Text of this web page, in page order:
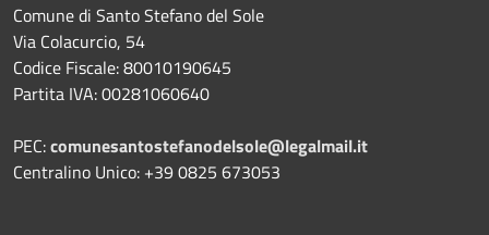
Comune di Santo Stefano del Sole
Via Colacurcio, 54
Codice Fiscale: 80010190645
Partita IVA: 00281060640
PEC:comunesantostefanodelsole@legalmail.it
Centralino Unico: +39 0825 673053